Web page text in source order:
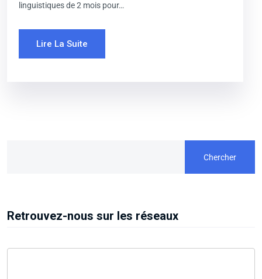
linguistiques de 2 mois pour…
Lire La Suite
Chercher
Retrouvez-nous sur les réseaux